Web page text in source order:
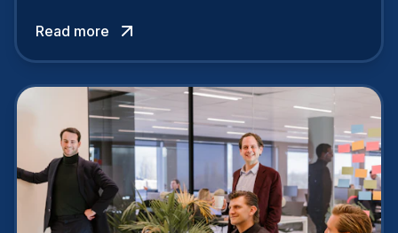
Read more